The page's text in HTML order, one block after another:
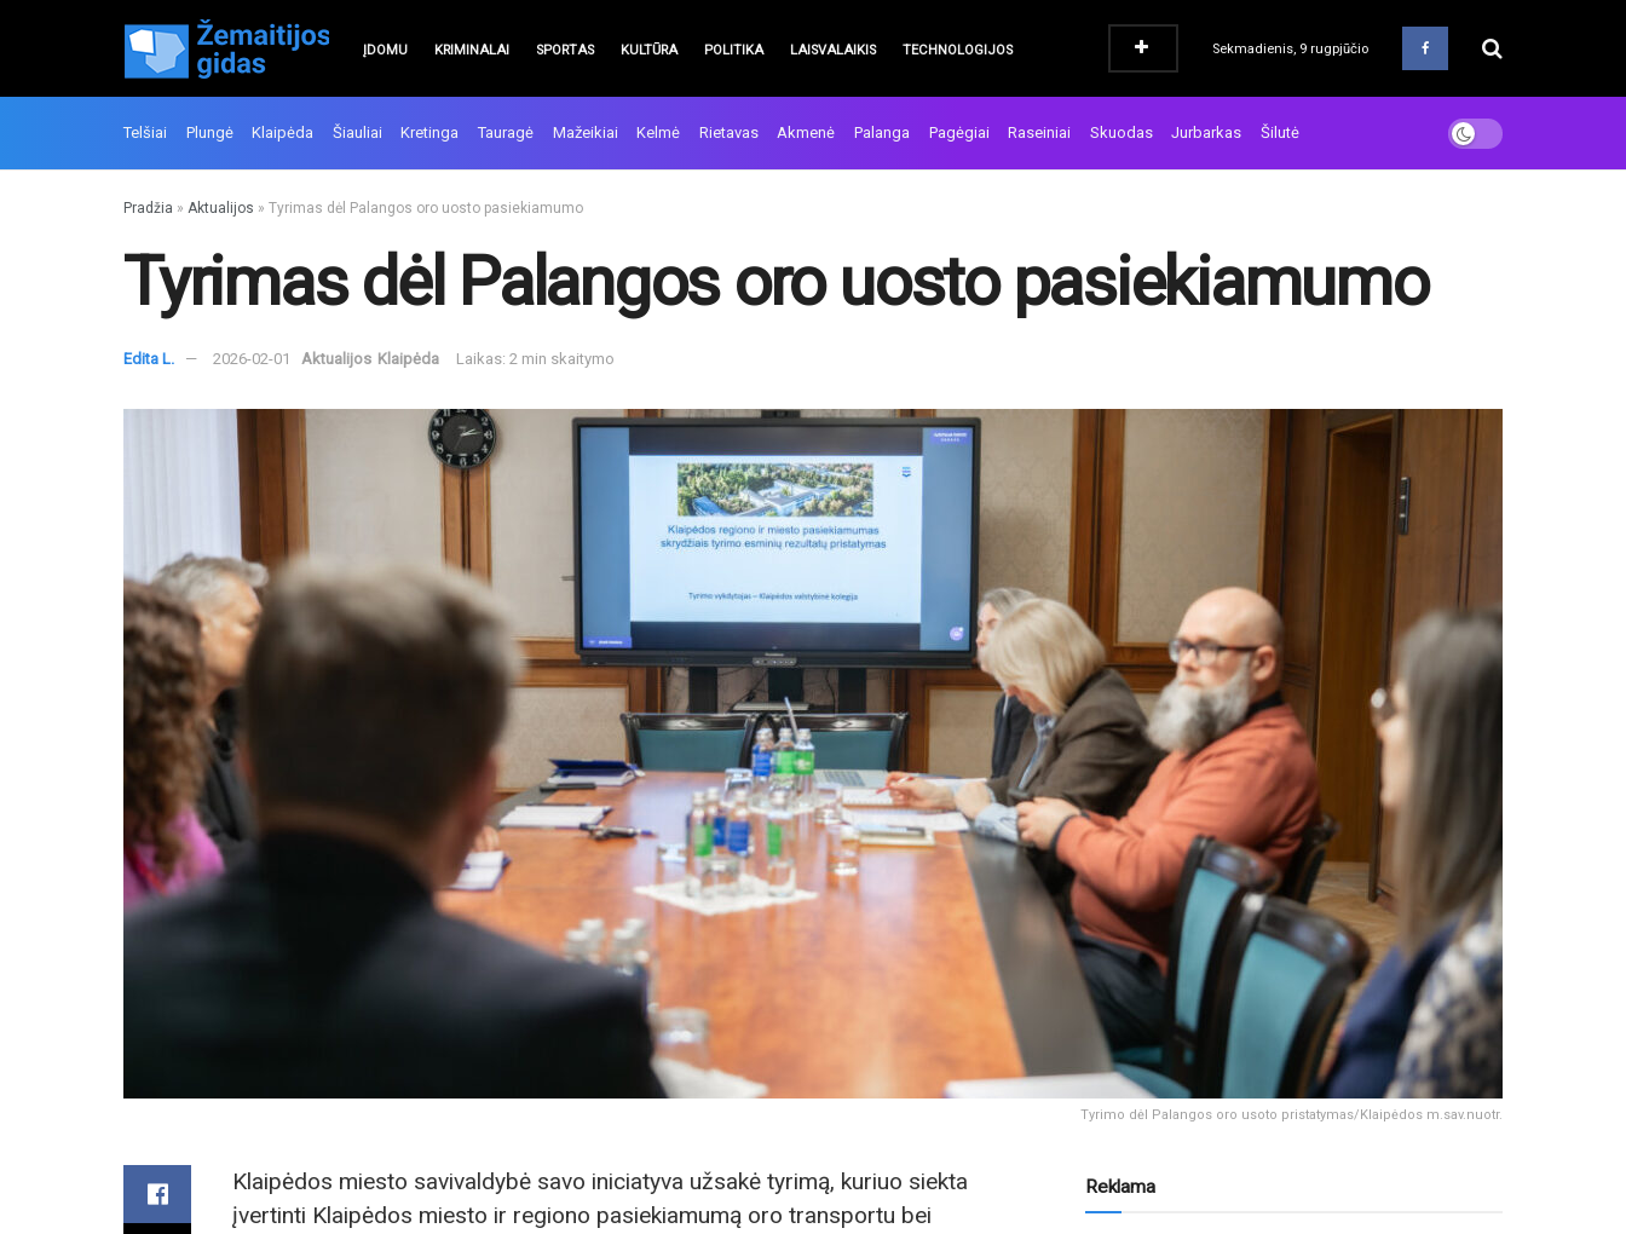
ĮDOMU KRIMINALAI SPORTAS KULTŪRA POLITIKA LAISVALAIKIS TECHNOLOGIJOS Sekmadienis, 9 rugpjūčio
Telšiai Plungė Klaipėda Šiauliai Kretinga Tauragė Mažeikiai Kelmė Rietavas Akmenė Palanga Pagėgiai Raseiniai Skuodas Jurbarkas Šilutė
Pradžia » Aktualijos » Tyrimas dėl Palangos oro uosto pasiekiamumo
Tyrimas dėl Palangos oro uosto pasiekiamumo
Edita L. 2026-02-01 Aktualijos Klaipėda Laikas: 2 min skaitymo
Tyrimo dėl Palangos oro usoto pristatymas/Klaipėdos m.sav.nuotr.
Klaipėdos miesto savivaldybė savo iniciatyva užsakė tyrimą, kuriuo siekta
įvertinti Klaipėdos miesto ir regiono pasiekiamumą oro transportu bei
Reklama